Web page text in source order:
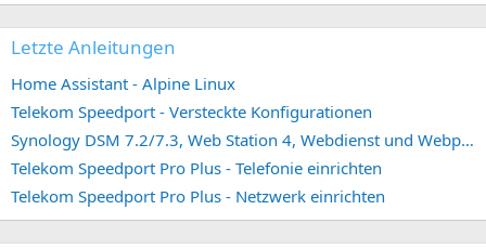
Letzte Anleitungen
Home Assistant - Alpine Linux
Telekom Speedport - Versteckte Konfigurationen
Synology DSM 7.2/7.3, Web Station 4, Webdienst und Webportal erstellen (ehemals vHost)
Telekom Speedport Pro Plus - Telefonie einrichten
Telekom Speedport Pro Plus - Netzwerk einrichten